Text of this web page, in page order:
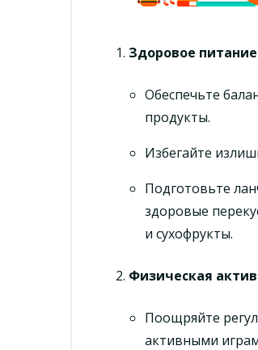
Здоровое питание
Обеспечьте
продукты.
Избегайте
Подготовьте
здоровые
и сухофрукты.
Физическая
Поощряйте
активными